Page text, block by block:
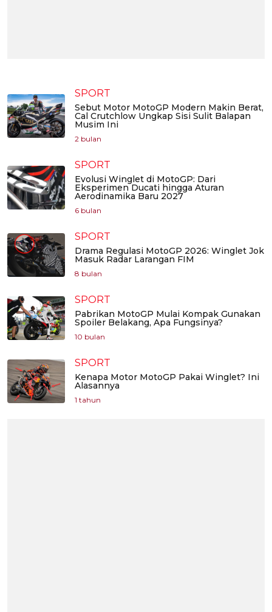
SPORT
Sebut Motor MotoGP Modern Makin Berat,
Cal Crutchlow Ungkap Sisi Sulit Balapan
Musim Ini
2 bulan
SPORT
Evolusi Winglet di MotoGP: Dari
Eksperimen Ducati hingga Aturan
Aerodinamika Baru 2027
6 bulan
SPORT
Drama Regulasi MotoGP 2026: Winglet Jok
Masuk Radar Larangan FIM
8 bulan
SPORT
Pabrikan MotoGP Mulai Kompak Gunakan
Spoiler Belakang, Apa Fungsinya?
10 bulan
SPORT
Kenapa Motor MotoGP Pakai Winglet? Ini
Alasannya
1 tahun